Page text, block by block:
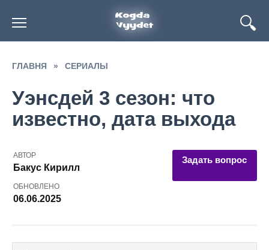
содержанию
ГЛАВНЯ » СЕРИАЛЫ
Уэнсдей 3 сезон: что
известно, дата выхода
АВТОР
Бакус Кирилл
Задать вопрос
ОБНОВЛЕНО
06.06.2025